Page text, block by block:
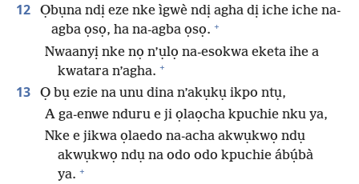
12
Ọbụna ndị eze nke ìgwè ndị agha dị iche iche na-
agba ọsọ, ha na-agba ọsọ. +
Nwaanyị nke nọ n’ụlọ na-esokwa eketa ihe a
kwatara n’agha. +
13
Ọ bụ ezie na unu dina n’akụkụ ikpo ntụ,
A ga-enwe nduru e ji ọlaọcha kpuchie nku ya,
Nke e jikwa ọlaedo na-acha akwụkwọ ndụ
akwụkwọ ndụ na odo odo kpuchie ábụ́bà
ya. +